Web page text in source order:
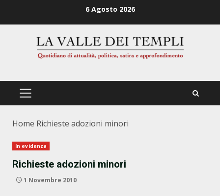
6 Agosto 2026
PRIMÄRES
Home Richieste adozioni minori
In evidenza
Richieste adozioni minori
1 Novembre 2010